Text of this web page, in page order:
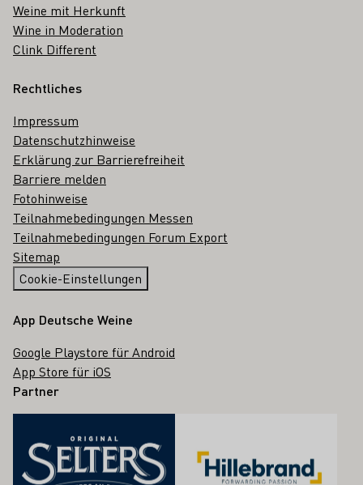
Weine mit Herkunft
Wine in Moderation
Clink Different
Rechtliches
Impressum
Datenschutzhinweise
Erklärung zur Barrierefreiheit
Barriere melden
Fotohinweise
Teilnahmebedingungen Messen
Teilnahmebedingungen Forum Export
Sitemap
Cookie-Einstellungen
App Deutsche Weine
Google Playstore für Android
App Store für iOS
Partner